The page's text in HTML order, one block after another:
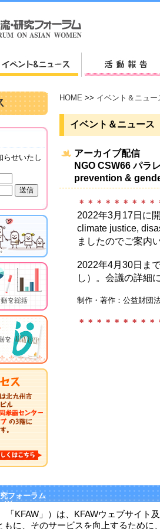
HOME >> イベント＆ニュー
イベント＆ニュース
アーカイブ配信
NGO CSW66 パラ
prevention &
＊＊＊＊＊＊＊＊
2022年3月17日に
climate justice,
ましたのでご案内
2022年4月30日ま
し）。会議の詳細
制作・著作：公益財団
＊＊＊＊＊＊＊＊
らせいたし
フォーラム
Women
大手町11-4北九州市大手町ビル3F
5195
KFAW」）は、KFAWウェブサイ
もに、そのサービスを向上するために